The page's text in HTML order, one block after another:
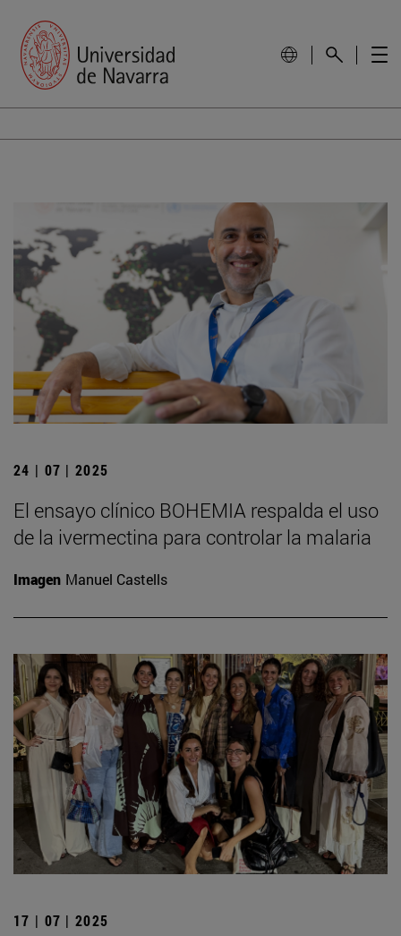
24 | 07 | 2025
El ensayo clínico BOHEMIA respalda el uso
de la ivermectina para controlar la malaria
Imagen Manuel Castells
17 | 07 | 2025